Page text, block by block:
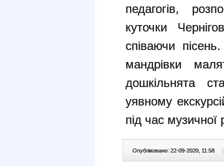
педагогів,
куточки
співаючи
мандрівки
дошкільнята
уявному
під час музичної
Опубліковано: 22-09-2020, 11:58 |